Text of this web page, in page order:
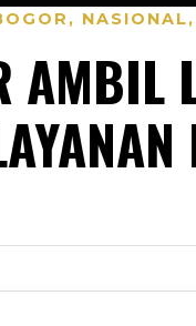
, NASIONAL,
AMBIL